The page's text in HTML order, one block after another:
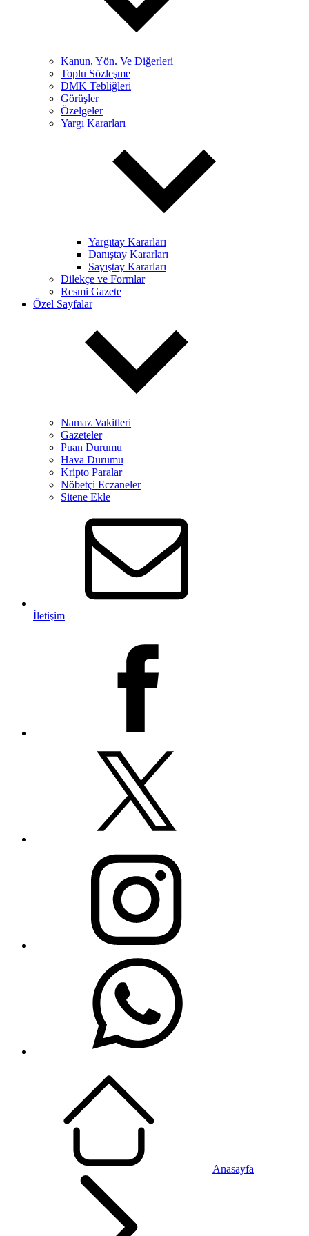
Kanun, Yön. Ve Diğerleri
Toplu Sözleşme
DMK Tebliğleri
Görüşler
Özelgeler
Yargı Kararları
Yargıtay Kararları
Danıştay Kararları
Sayıştay Kararları
Dilekçe ve Formlar
Resmi Gazete
Özel Sayfalar
Namaz Vakitleri
Gazeteler
Puan Durumu
Hava Durumu
Kripto Paralar
Nöbetçi Eczaneler
Sitene Ekle
İletişim
Anasayfa